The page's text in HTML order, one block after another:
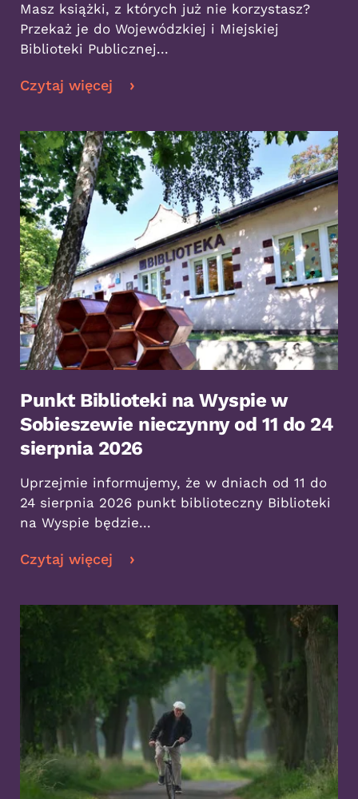
Masz książki, z których już nie korzystasz?
Przekaż je do Wojewódzkiej i Miejskiej
Biblioteki Publicznej...
Czytaj więcej
Punkt Biblioteki na Wyspie w
Sobieszewie nieczynny od 11 do 24
sierpnia 2026
Uprzejmie informujemy, że w dniach od 11 do
24 sierpnia 2026 punkt biblioteczny Biblioteki
na Wyspie będzie...
Czytaj więcej